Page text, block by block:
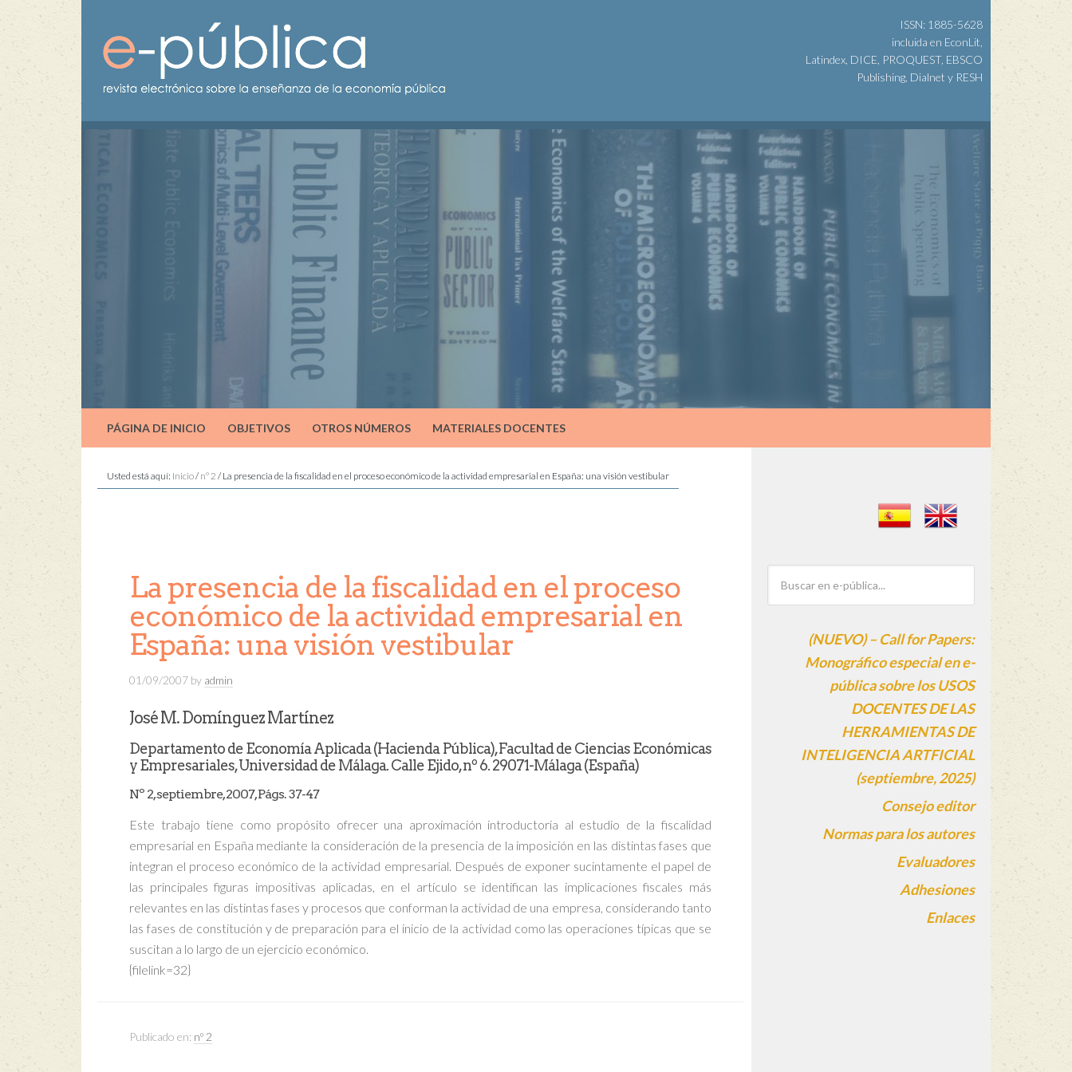
ISSN: 1885-5628
incluida en EconLit,
Latindex, DICE, PROQUEST, EBSCO
Publishing, Dialnet y RESH
PÁGINA DE INICIO OBJETIVOS OTROS NÚMEROS MATERIALES DOCENTES
Usted está aquí: Inicio/ nº 2 / La presencia de la fiscalidad en el proceso económico de la actividad empresarial en España: una visión vestibular
La presencia de la fiscalidad en el proceso
económico de la actividad empresarial en
España: una visión vestibular
01/09/2007 by admin
José M. Domínguez Martínez
Departamento de Economía Aplicada (Hacienda Pública), Facultad de Ciencias Económicas
y Empresariales, Universidad de Málaga. Calle Ejido, nº 6. 29071-Málaga (España)
Nº 2, septiembre, 2007, Págs. 37-47
Este trabajo tiene como propósito ofrecer una aproximación introductoria al estudio de la fiscalidad
empresarial en España mediante la consideración de la presencia de la imposición en las distintas fases que
integran el proceso económico de la actividad empresarial. Después de exponer sucintamente el papel de
las principales figuras impositivas aplicadas, en el artículo se identifican las implicaciones fiscales más
relevantes en las distintas fases y procesos que conforman la actividad de una empresa, considerando tanto
las fases de constitución y de preparación para el inicio de la actividad como las operaciones típicas que se
suscitan a lo largo de un ejercicio económico.
{filelink=32}
Publicado en: nº 2
(NUEVO) – Call for Papers:
Monográfico especial en e-
pública sobre los USOS
DOCENTES DE LAS
HERRAMIENTAS DE
INTELIGENCIA ARTFICIAL
(septiembre, 2025)
Consejo editor
Normas para los autores
Evaluadores
Adhesiones
Enlaces